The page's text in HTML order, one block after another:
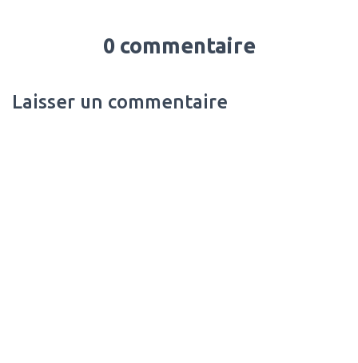
0 commentaire
Laisser un commentaire